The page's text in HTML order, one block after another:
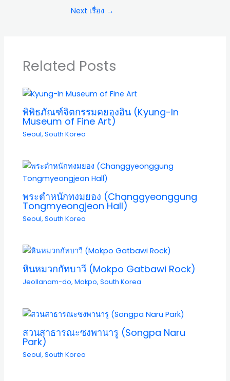
Next เรื่อง →
Related Posts
พิพิธภัณฑ์จิตกรรมคยองอิน (Kyung-In
Museum of Fine Art)
Seoul,South Korea
พระตำหนักทงมยอง (Changgyeonggung
Tongmyeongjeon Hall)
Seoul,South Korea
หินหมวกกัทบาวี (Mokpo Gatbawi Rock)
Jeollanam-do,Mokpo,South Korea
สวนสาธารณะซงพานารู (Songpa Naru
Park)
Seoul,South Korea